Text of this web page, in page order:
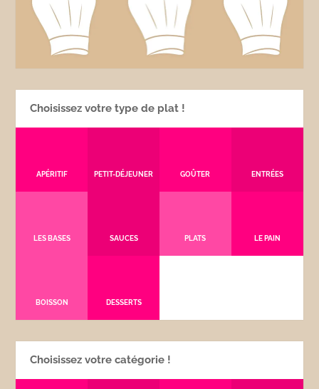
Choisissez votre type de plat !
APÉRITIF PETIT-DÉJEUNER GOÛTER ENTRÉES
LES BASES SAUCES PLATS LE PAIN
BOISSON DESSERTS
Choisissez votre catégorie !